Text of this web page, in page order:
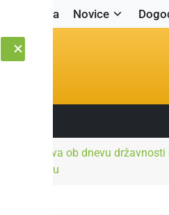
Naslovnica Novice
Proslava ob dnevu
Ormožu